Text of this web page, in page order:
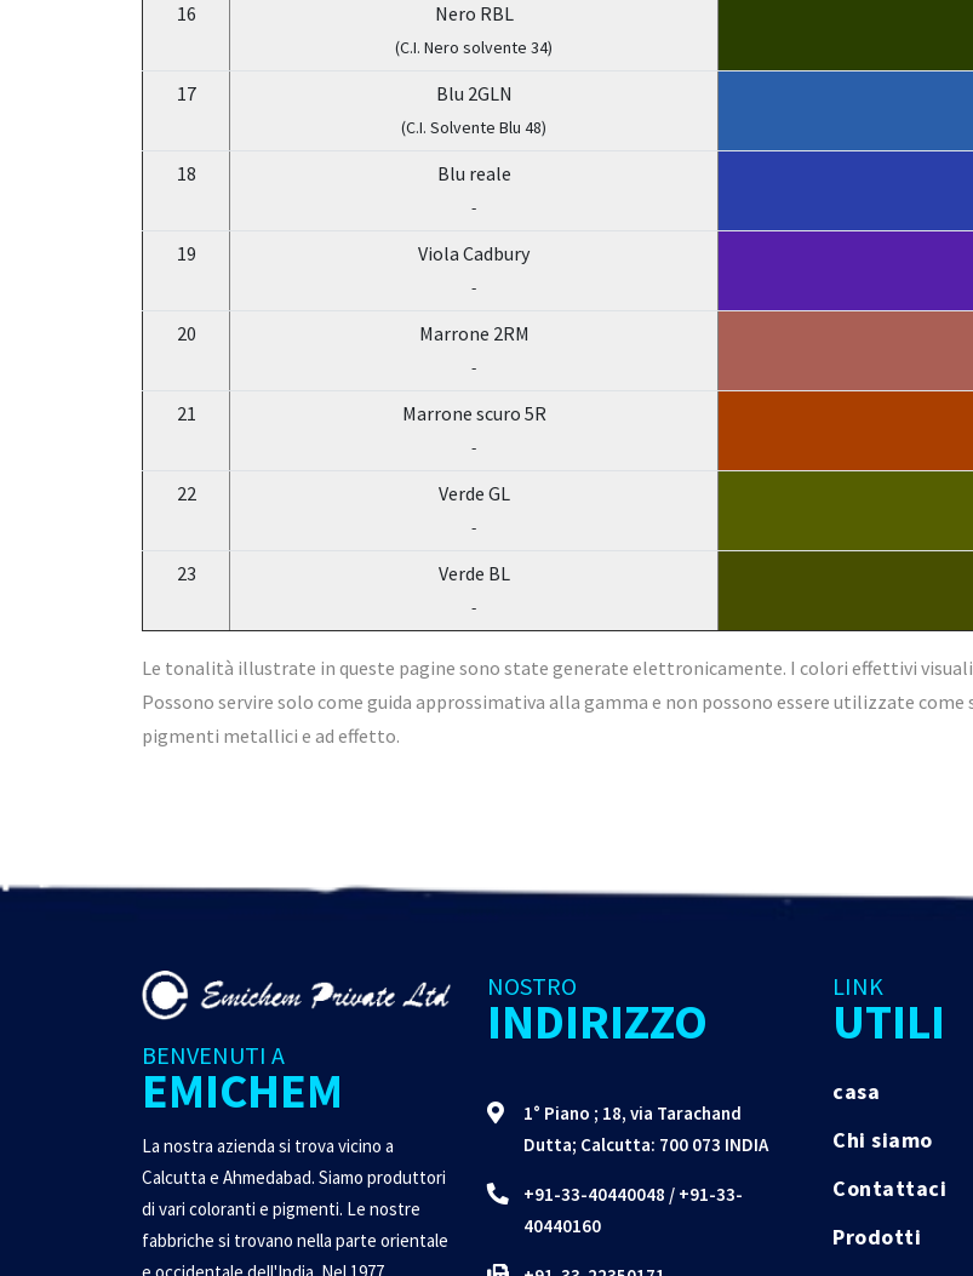
16 Nero RBL
(C.I. Nero solvente 34)
17 Blu 2GLN
(C.I. Solvente Blu 48)
18 Blu reale
-
19 Viola Cadbury
-
20 Marrone 2RM
-
21 Marrone scuro 5R
-
22 Verde GL
-
23 Verde BL
-
Le tonalità illustrate in queste pagine sono state generate elettronicamente. I colori effettivi
Possono servire solo come guida approssimativa alla gamma e non possono essere utilizzate
pigmenti metallici e ad effetto.
BENVENUTI A
EMICHEM
La nostra azienda si trova vicino a
Calcutta e Ahmedabad. Siamo produttori
di vari coloranti e pigmenti. Le nostre
fabbriche si trovano nella parte orientale
NOSTRO
INDIRIZZO
1° Piano ; 18, via Tarachand
Dutta; Calcutta: 700 073 INDIA
+91-33-40440048 / +91-33-
40440160
LINK
UTILI
casa
Chi siamo
Contattaci
Prodotti